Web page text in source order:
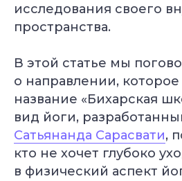
исследования своего
пространства.
В этой статье мы
о направлении, которое
название «Бихарская
вид йоги,
Сатьянанда Сарасвати,
кто не хочет глубоко
в физический аспект